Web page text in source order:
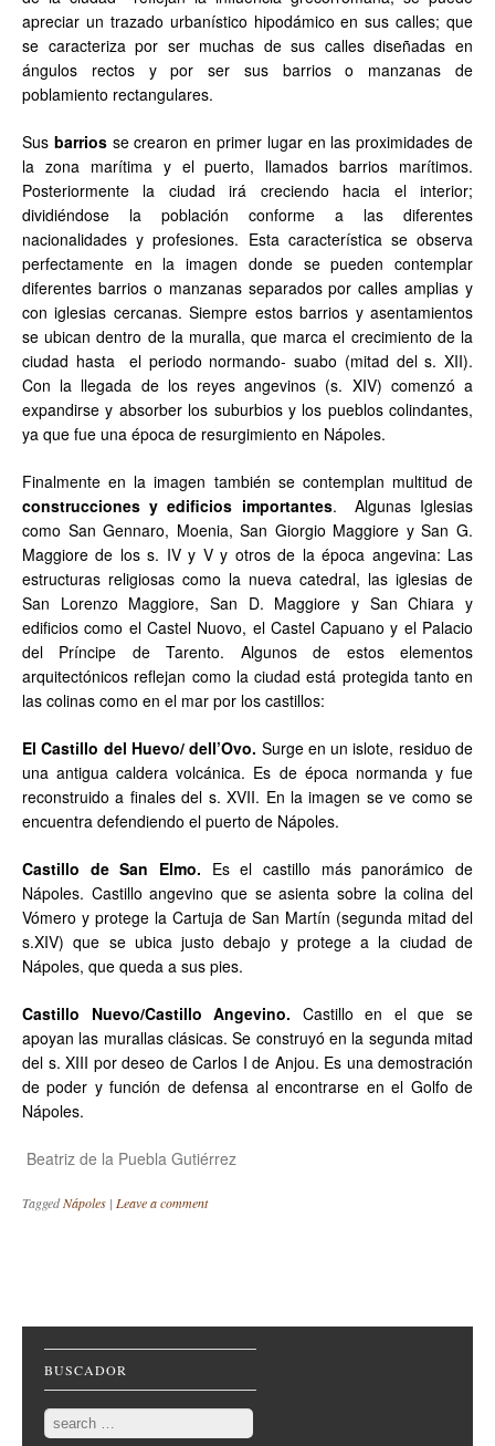
apreciar un trazado urbanístico hipodámico en sus calles; que
se caracteriza por ser muchas de sus calles diseñadas en
ángulos rectos y por ser sus barrios o manzanas de
poblamiento rectangulares.
Sus barriosse crearon en primer lugar en las proximidades de
la zona marítima y el puerto, llamados barrios marítimos.
Posteriormente la ciudad irá creciendo hacia el interior;
dividiéndose la población conforme a las diferentes
nacionalidades y profesiones. Esta característica se observa
perfectamente en la imagen donde se pueden contemplar
diferentes barrios o manzanas separados por calles amplias y
con iglesias cercanas. Siempre estos barrios y asentamientos
se ubican dentro de la muralla, que marca el crecimiento de la
ciudad hasta el periodo normando- suabo (mitad del s. XII).
Con la llegada de los reyes angevinos (s. XIV) comenzó a
expandirse y absorber los suburbios y los pueblos colindantes,
ya que fue una época de resurgimiento en Nápoles.
Finalmente en la imagen también se contemplan multitud de
construcciones y edificios importantes. Algunas Iglesias
como San Gennaro, Moenia, San Giorgio Maggiore y San G.
Maggiore de los s. IV y V y otros de la época angevina: Las
estructuras religiosas como la nueva catedral, las iglesias de
San Lorenzo Maggiore, San D. Maggiore y San Chiara y
edificios como el Castel Nuovo, el Castel Capuano y el Palacio
del Príncipe de Tarento. Algunos de estos elementos
arquitectónicos reflejan como la ciudad está protegida tanto en
las colinas como en el mar por los castillos:
El Castillo del Huevo/ dell’Ovo. Surge en un islote, residuo de
una antigua caldera volcánica. Es de época normanda y fue
reconstruido a finales del s. XVII. En la imagen se ve como se
encuentra defendiendo el puerto de Nápoles.
Castillo de San Elmo. Es el castillo más panorámico de
Nápoles. Castillo angevino que se asienta sobre la colina del
Vómero y protege la Cartuja de San Martín (segunda mitad del
s.XIV) que se ubica justo debajo y protege a la ciudad de
Nápoles, que queda a sus pies.
Castillo Nuevo/Castillo Angevino. Castillo en el que se
apoyan las murallas clásicas. Se construyó en la segunda mitad
del s. XIII por deseo de Carlos I de Anjou. Es una demostración
de poder y función de defensa al encontrarse en el Golfo de
Nápoles.
Beatriz de la Puebla Gutiérrez
TaggedNápoles | Leave a comment
Post navigation
BUSCADOR
Search